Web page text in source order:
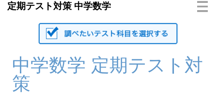
定期テスト対策 中学数学
中学数学 定期テスト対
策